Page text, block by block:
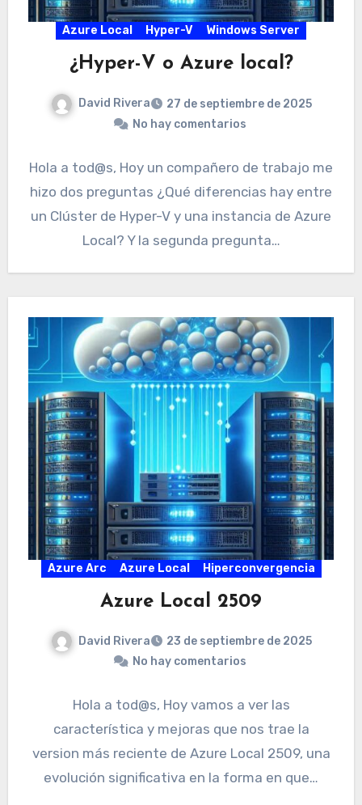
Azure Local Hyper-V Windows Server
¿Hyper-V o Azure local?
David Rivera
27 de septiembre de 2025
No hay comentarios
Hola a tod@s, Hoy un compañero de trabajo me
hizo dos preguntas ¿Qué diferencias hay entre
un Clúster de Hyper-V y una instancia de Azure
Local? Y la segunda pregunta…
Azure Arc Azure Local Hiperconvergencia
Azure Local 2509
David Rivera
23 de septiembre de 2025
No hay comentarios
Hola a tod@s, Hoy vamos a ver las
característica y mejoras que nos trae la
version más reciente de Azure Local 2509, una
evolución significativa en la forma en que…